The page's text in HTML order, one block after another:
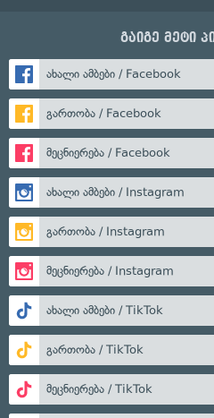
გაიგე მეტი
ახალი ამბები / Facebook
გართობა / Facebook
მეცნიერება / Facebook
ახალი ამბები / Instagram
გართობა / Instagram
მეცნიერება / Instagram
ახალი ამბები / TikTok
გართობა / TikTok
მეცნიერება / TikTok